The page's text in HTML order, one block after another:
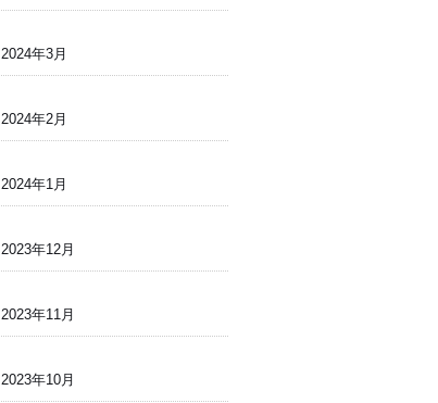
2024年3月
2024年2月
2024年1月
2023年12月
2023年11月
2023年10月